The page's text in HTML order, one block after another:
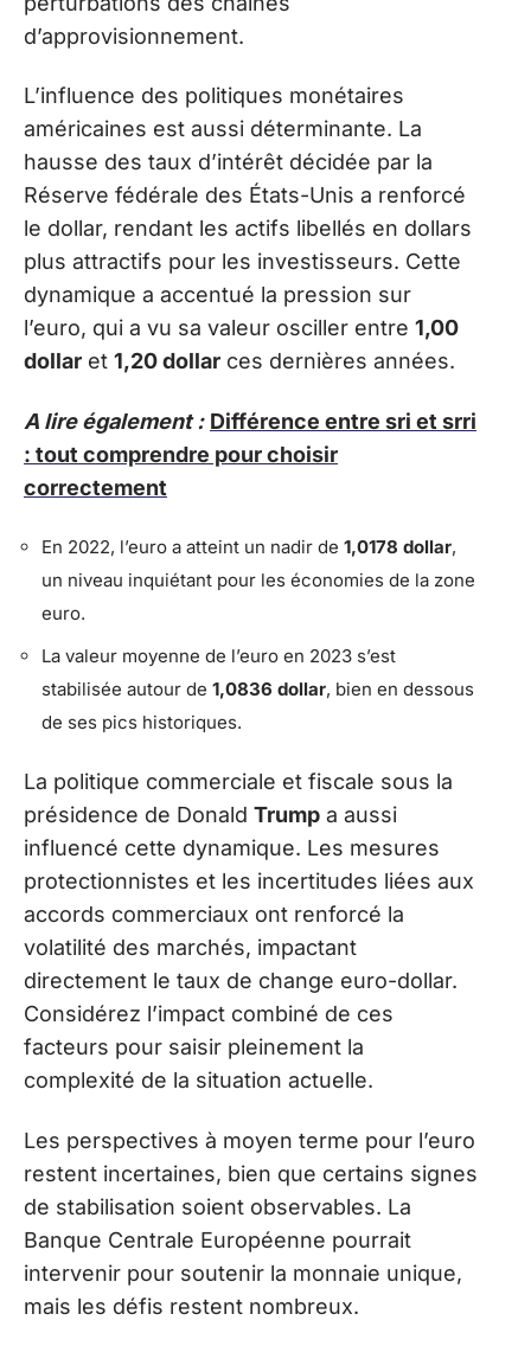
d’approvisionnement.
L’influence des politiques monétaires
américaines est aussi déterminante. La
hausse des taux d’intérêt décidée par la
Réserve fédérale des États-Unis a renforcé
le dollar, rendant les actifs libellés en dollars
plus attractifs pour les investisseurs. Cette
dynamique a accentué la pression sur
l’euro, qui a vu sa valeur osciller entre 1,00
dollar et 1,20 dollar ces dernières années.
A lire également : Différence entre sri et srri
: tout comprendre pour choisir
correctement
En 2022, l’euro a atteint un nadir de 1,0178 dollar,
un niveau inquiétant pour les économies de la zone
euro.
La valeur moyenne de l’euro en 2023 s’est
stabilisée autour de 1,0836 dollar, bien en dessous
de ses pics historiques.
La politique commerciale et fiscale sous la
présidence de Donald Trump a aussi
influencé cette dynamique. Les mesures
protectionnistes et les incertitudes liées aux
accords commerciaux ont renforcé la
volatilité des marchés, impactant
directement le taux de change euro-dollar.
Considérez l’impact combiné de ces
facteurs pour saisir pleinement la
complexité de la situation actuelle.
Les perspectives à moyen terme pour l’euro
restent incertaines, bien que certains signes
de stabilisation soient observables. La
Banque Centrale Européenne pourrait
intervenir pour soutenir la monnaie unique,
mais les défis restent nombreux.